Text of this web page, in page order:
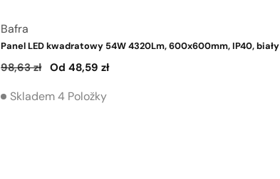
Bafra
Panel LED kwadratowy 54W 4320Lm, 600x600mm, IP40, biały
Cena
98,63 zł Cena
Od 48,59 zł
Skladem 4 Položky